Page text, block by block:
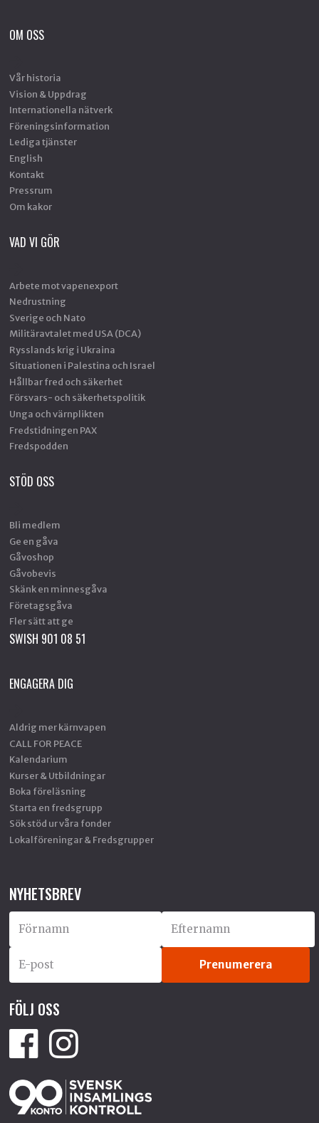
OM OSS
Vår historia
Vision & Uppdrag
Internationella nätverk
Föreningsinformation
Lediga tjänster
English
Kontakt
Pressrum
Om kakor
VAD VI GÖR
Arbete mot vapenexport
Nedrustning
Sverige och Nato
Militäravtalet med USA (DCA)
Rysslands krig i Ukraina
Situationen i Palestina och Israel
Hållbar fred och säkerhet
Försvars- och säkerhetspolitik
Unga och värnplikten
Fredstidningen PAX
Fredspodden
STÖD OSS
Bli medlem
Ge en gåva
Gåvoshop
Gåvobevis
Skänk en minnesgåva
Företagsgåva
Fler sätt att ge
SWISH 901 08 51
ENGAGERA DIG
Aldrig mer kärnvapen
CALL FOR PEACE
Kalendarium
Kurser & Utbildningar
Boka föreläsning
Starta en fredsgrupp
Sök stöd ur våra fonder
Lokalföreningar & Fredsgrupper
NYHETSBREV
FÖLJ OSS